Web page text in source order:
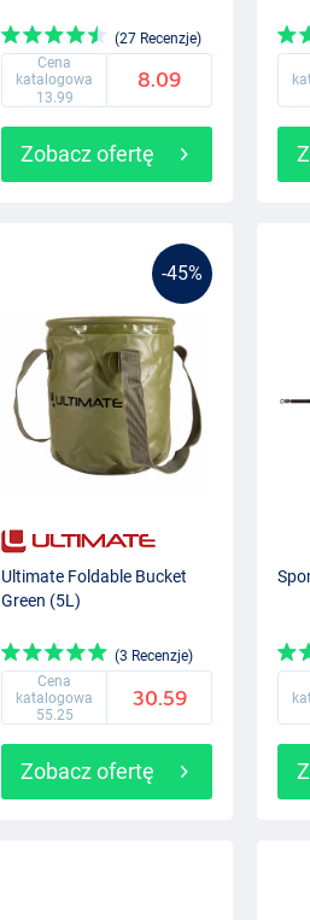
(27 Recenzje)
Cena
katalogowa
13.99
8.09
Zobacz ofertę
-45%
Ultimate Foldable Bucket
Green (5L)
(3 Recenzje)
Cena
katalogowa
55.25
30.59
Zobacz ofertę